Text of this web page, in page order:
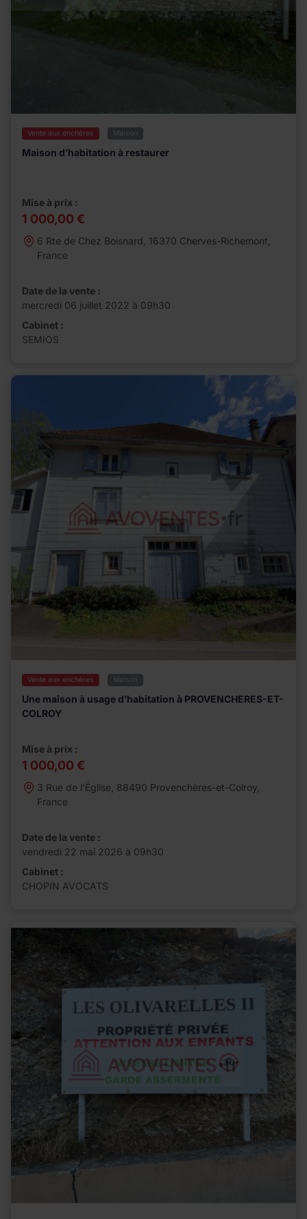
Vente aux enchères Maison
​​​​​​​Maison d’habitation à restaurer
Mise à prix :
1 000,00 €
6 Rte de Chez Boisnard, 16370 Cherves-Richemont,
France
Date de la vente :
mercredi 06 juillet 2022 à 09h30
Cabinet :
SEMIOS
Vente aux enchères Maison
Une maison à usage d’habitation à PROVENCHERES-ET-
COLROY
Mise à prix :
1 000,00 €
3 Rue de l'Église, 88490 Provenchères-et-Colroy,
France
Date de la vente :
vendredi 22 mai 2026 à 09h30
Cabinet :
CHOPIN AVOCATS